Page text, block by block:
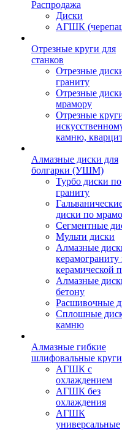
Распродажа
Диски
АГШК
Отрезные круги для
станков
Отрезные
граниту
Отрезные
мрамору
Отрезные
камню,
Алмазные диски для
болгарки (УШМ)
Турбо диски по
граниту
диски по
Сегментные
Мульти диски
Алмазные
керамограниту
керамической
Алмазные
бетону
Расшивочные
Сплошные
камню
Алмазные гибкие
шлифовальные круги
АГШК с
охлаждением
АГШК без
охлаждения
АГШК
универсальные